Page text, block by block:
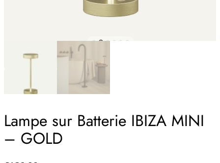
Lampe sur Batterie IBIZA MINI
– GOLD